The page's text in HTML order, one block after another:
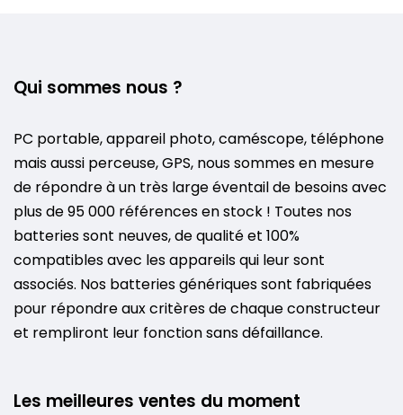
Qui sommes nous ?
PC portable, appareil photo, caméscope, téléphone
mais aussi perceuse, GPS, nous sommes en mesure
de répondre à un très large éventail de besoins avec
plus de 95 000 références en stock ! Toutes nos
batteries sont neuves, de qualité et 100%
compatibles avec les appareils qui leur sont
associés. Nos batteries génériques sont fabriquées
pour répondre aux critères de chaque constructeur
et rempliront leur fonction sans défaillance.
Les meilleures ventes du moment